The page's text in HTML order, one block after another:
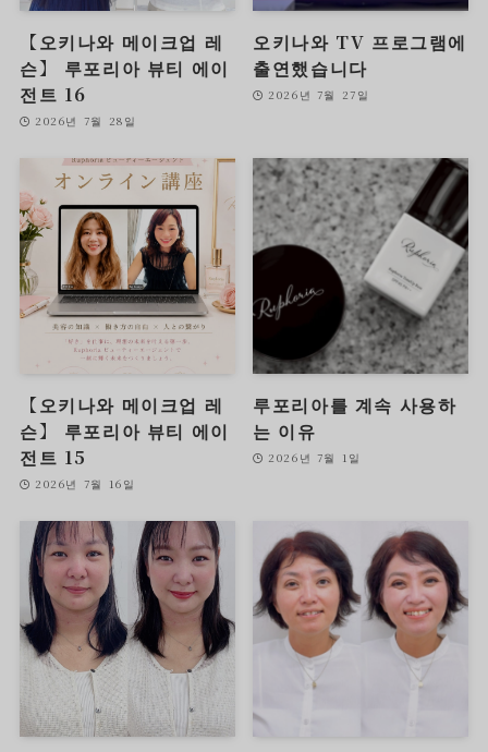
【오키나와 메이크업 레
슨】 루포리아 뷰티 에이
전트 16
2026년 7월 28일
오키나와 TV 프로그램에
출연했습니다
2026년 7월 27일
【오키나와 메이크업 레
슨】 루포리아 뷰티 에이
전트 15
2026년 7월 16일
루포리아를 계속 사용하
는 이유
2026년 7월 1일